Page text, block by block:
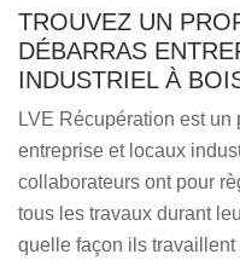
TROUVEZ UN
DÉBARRAS
INDUSTRIEL À
LVE Récupération est
entreprise et locaux
collaborateurs ont pour
tous les travaux durant
quelle façon ils